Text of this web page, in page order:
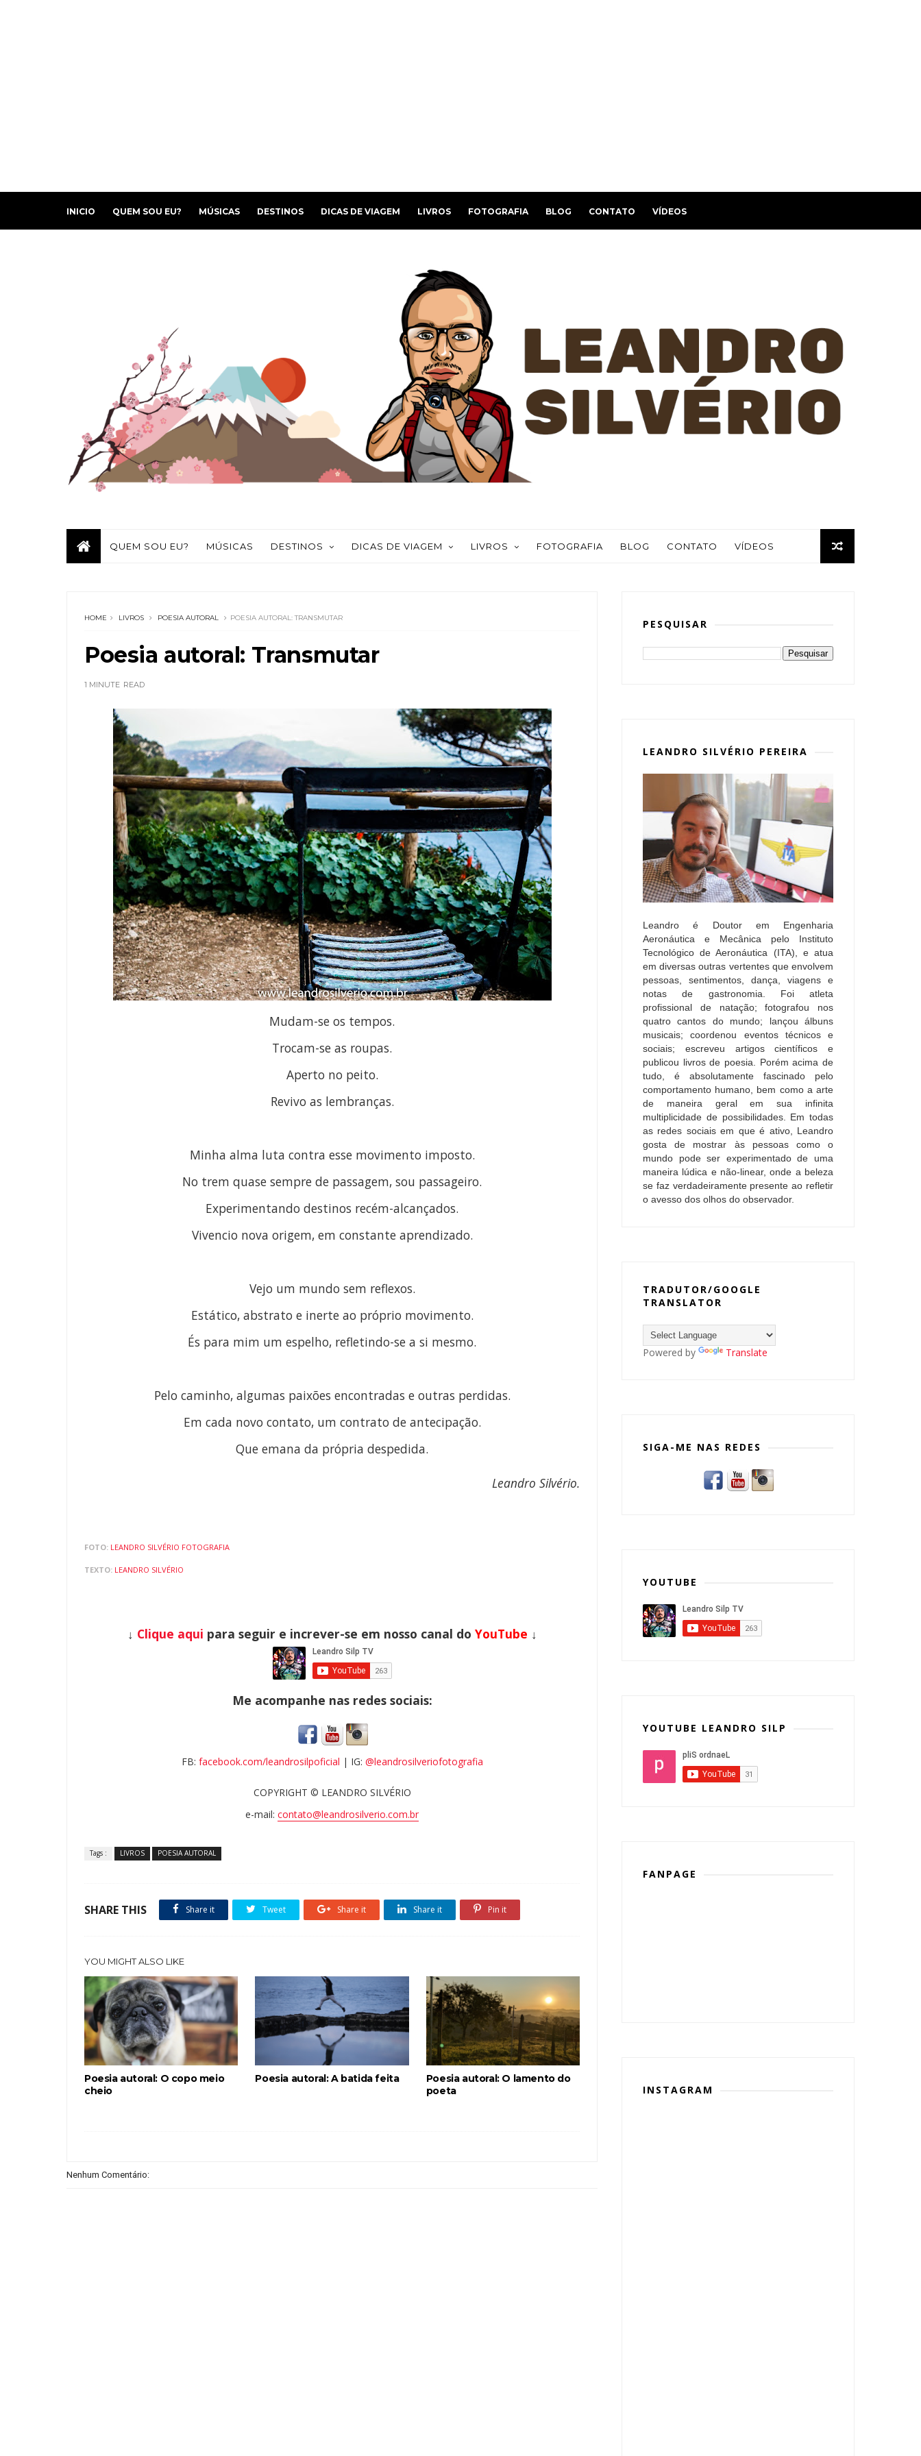
INICIO QUEM SOU EU? MÚSICAS DESTINOS DICAS DE VIAGEM LIVROS FOTOGRAFIA BLOG CONTATO VÍDEOS
QUEM SOU EU? MÚSICAS DESTINOS DICAS DE VIAGEM LIVROS FOTOGRAFIA BLOG CONTATO VÍDEOS
HOME LIVROS POESIA AUTORAL POESIA AUTORAL: TRANSMUTAR
Poesia autoral: Transmutar
1 MINUTE READ
Mudam-se os tempos.
Trocam-se as roupas.
Aperto no peito.
Revivo as lembranças.
Minha alma luta contra esse movimento imposto.
No trem quase sempre de passagem, sou passageiro.
Experimentando destinos recém-alcançados.
Vivencio nova origem, em constante aprendizado.
Vejo um mundo sem reflexos.
Estático, abstrato e inerte ao próprio movimento.
És para mim um espelho, refletindo-se a si mesmo.
Pelo caminho, algumas paixões encontradas e outras perdidas.
Em cada novo contato, um contrato de antecipação.
Que emana da própria despedida.
Leandro Silvério.
FOTO: LEANDRO SILVÉRIO FOTOGRAFIA
TEXTO: LEANDRO SILVÉRIO
↓ Clique aqui para seguir e increver-se em nosso canal do YouTube ↓
Me acompanhe nas redes sociais:
FB: facebook.com/leandrosilpoficial | IG: @leandrosilveriofotografia
COPYRIGHT © LEANDRO SILVÉRIO
e-mail: contato@leandrosilverio.com.br
Tags : LIVROS POESIA AUTORAL
SHARE THIS Share it Tweet Share it Share it Pin it
YOU MIGHT ALSO LIKE
Poesia autoral: O copo meio
cheio
Poesia autoral: A batida feita
Poesia autoral: O lamento do
poeta
Nenhum Comentário:
PESQUISAR
LEANDRO SILVÉRIO PEREIRA
Leandro é Doutor em Engenharia
Aeronáutica e Mecânica pelo Instituto
Tecnológico de Aeronáutica (ITA), e atua
em diversas outras vertentes que envolvem
pessoas, sentimentos, dança, viagens e
notas de gastronomia. Foi atleta
profissional de natação; fotografou nos
quatro cantos do mundo; lançou álbuns
musicais; coordenou eventos técnicos e
sociais; escreveu artigos científicos e
publicou livros de poesia. Porém acima de
tudo, é absolutamente fascinado pelo
comportamento humano, bem como a arte
de maneira geral em sua infinita
multiplicidade de possibilidades. Em todas
as redes sociais em que é ativo, Leandro
gosta de mostrar às pessoas como o
mundo pode ser experimentado de uma
maneira lúdica e não-linear, onde a beleza
se faz verdadeiramente presente ao refletir
o avesso dos olhos do observador.
TRADUTOR/GOOGLE
TRANSLATOR
Powered by Translate
SIGA-ME NAS REDES
YOUTUBE
YOUTUBE LEANDRO SILP
FANPAGE
INSTAGRAM